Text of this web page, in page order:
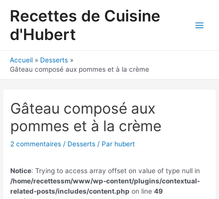
Recettes de Cuisine
d'Hubert
Accueil
Desserts
Gâteau composé aux pommes et à la crème
Gâteau composé aux
pommes et à la crème
2 commentaires / Desserts / Par hubert
Notice: Trying to access array offset on value of type null in
/home/recettessm/www/wp-content/plugins/contextual-
related-posts/includes/content.php on line49